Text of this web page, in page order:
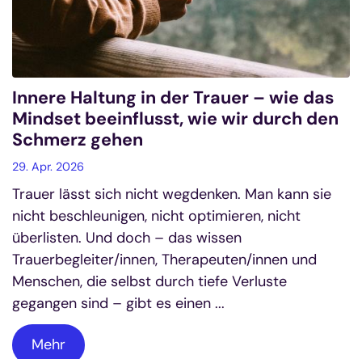
Innere Haltung in der Trauer – wie das
Mindset beeinflusst, wie wir durch den
Schmerz gehen
29. Apr. 2026
Trauer lässt sich nicht wegdenken. Man kann sie
nicht beschleunigen, nicht optimieren, nicht
überlisten. Und doch – das wissen
Trauerbegleiter/innen, Therapeuten/innen und
Menschen, die selbst durch tiefe Verluste
gegangen sind – gibt es einen ...
Mehr